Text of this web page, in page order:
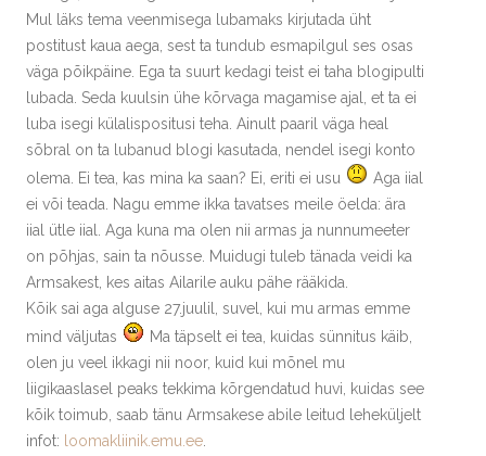
Mul läks tema veenmisega lubamaks kirjutada üht
postitust kaua aega, sest ta tundub esmapilgul ses osas
väga põikpäine. Ega ta suurt kedagi teist ei taha blogipulti
lubada. Seda kuulsin ühe kõrvaga magamise ajal, et ta ei
luba isegi külalispositusi teha. Ainult paaril väga heal
sõbral on ta lubanud blogi kasutada, nendel isegi konto
olema. Ei tea, kas mina ka saan? Ei, eriti ei usu
Aga iial
ei või teada. Nagu emme ikka tavatses meile öelda: ära
iial ütle iial. Aga kuna ma olen nii armas ja nunnumeeter
on põhjas, sain ta nõusse. Muidugi tuleb tänada veidi ka
Armsakest, kes aitas Ailarile auku pähe rääkida.
Kõik sai aga alguse 27.juulil, suvel, kui mu armas emme
mind väljutas
Ma täpselt ei tea, kuidas sünnitus käib,
olen ju veel ikkagi nii noor, kuid kui mõnel mu
liigikaaslasel peaks tekkima kõrgendatud huvi, kuidas see
kõik toimub, saab tänu Armsakese abile leitud leheküljelt
infot: loomakliinik.emu.ee